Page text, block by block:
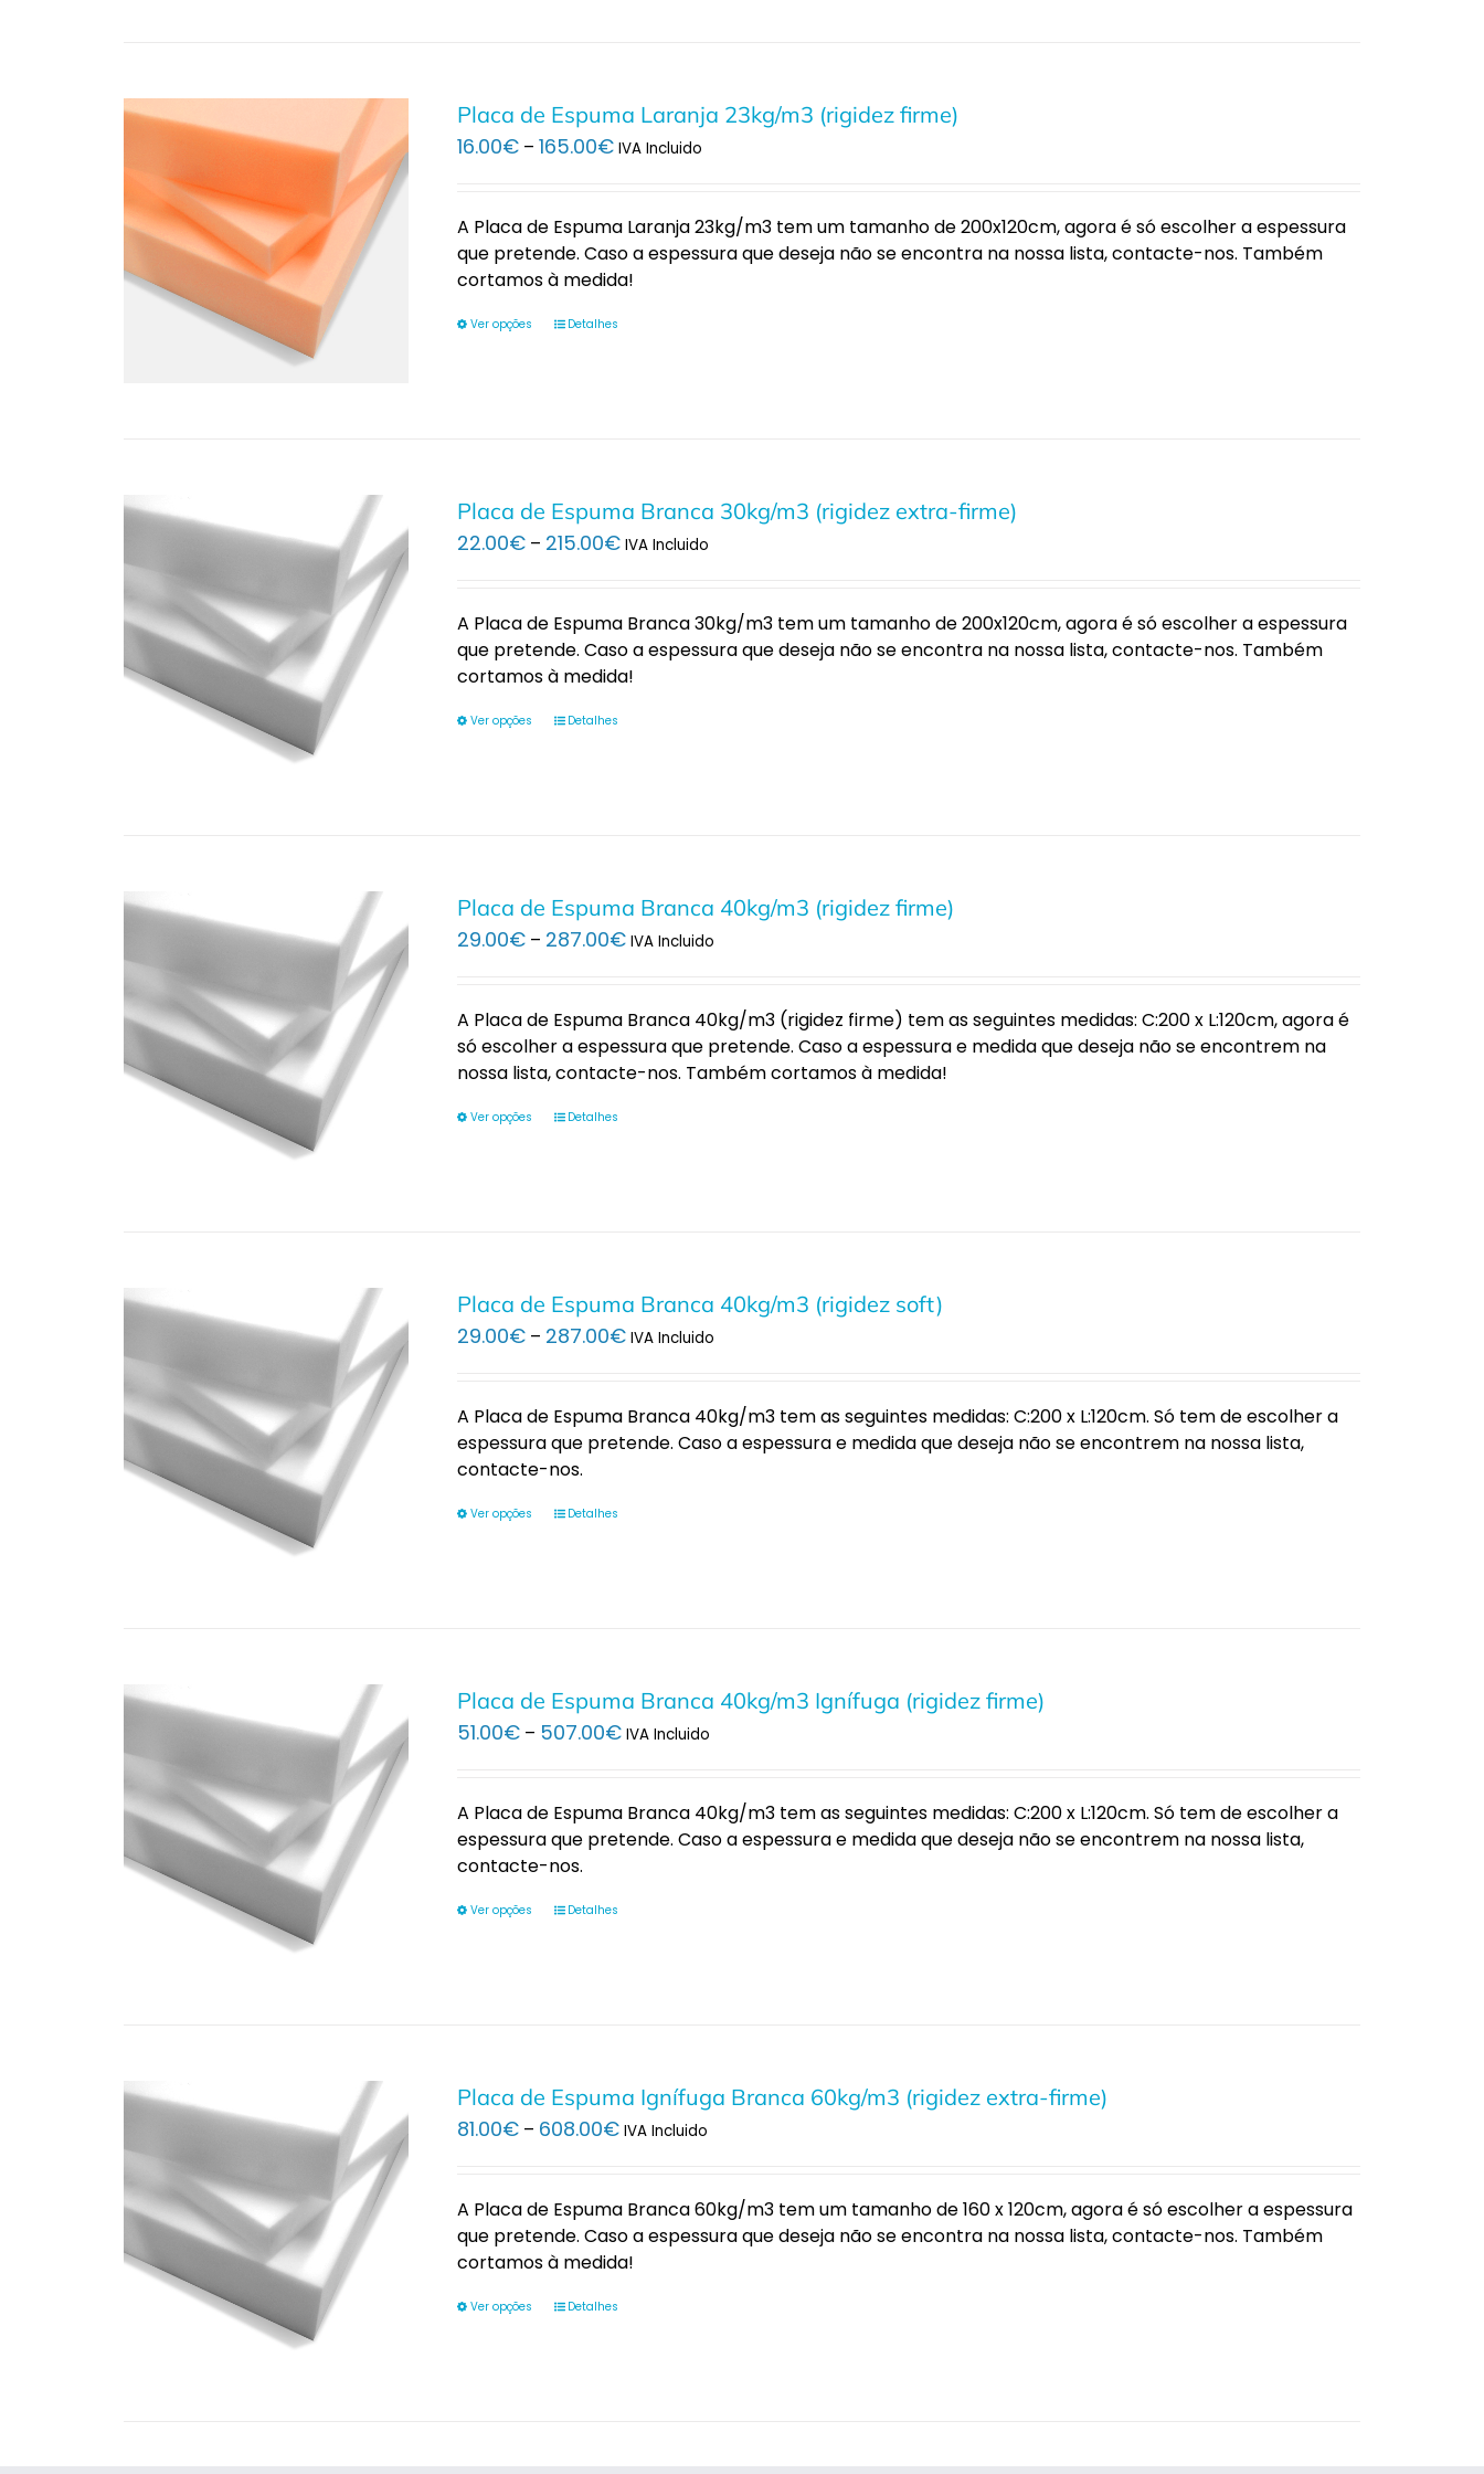
Placa de Espuma Laranja 23kg/m3 (rigidez firme)
16.00€ – 165.00€Price
through
165.00€
IVA Incluido
A Placa de Espuma Laranja 23kg/m3 tem um tamanho de 200x120cm, agora é só escolher a espessura
que pretende. Caso a espessura que deseja não se encontra na nossa lista, contacte-nos. Também
cortamos à medida!
Ver opções Detalhes
Placa de Espuma Branca 30kg/m3 (rigidez extra-firme)
22.00€ – 215.00€Price
through
215.00€
IVA Incluido
A Placa de Espuma Branca 30kg/m3 tem um tamanho de 200x120cm, agora é só escolher a espessura
que pretende. Caso a espessura que deseja não se encontra na nossa lista, contacte-nos. Também
cortamos à medida!
Ver opções Detalhes
Placa de Espuma Branca 40kg/m3 (rigidez firme)
29.00€ – 287.00€Price
through
287.00€
IVA Incluido
A Placa de Espuma Branca 40kg/m3 (rigidez firme) tem as seguintes medidas: C:200 x L:120cm, agora é
só escolher a espessura que pretende. Caso a espessura e medida que deseja não se encontrem na
nossa lista, contacte-nos. Também cortamos à medida!
Ver opções Detalhes
Placa de Espuma Branca 40kg/m3 (rigidez soft)
29.00€ – 287.00€Price
through
287.00€
IVA Incluido
A Placa de Espuma Branca 40kg/m3 tem as seguintes medidas: C:200 x L:120cm. Só tem de escolher a
espessura que pretende. Caso a espessura e medida que deseja não se encontrem na nossa lista,
contacte-nos.
Ver opções Detalhes
Placa de Espuma Branca 40kg/m3 Ignífuga (rigidez firme)
51.00€ – 507.00€Price
through
507.00€
IVA Incluido
A Placa de Espuma Branca 40kg/m3 tem as seguintes medidas: C:200 x L:120cm. Só tem de escolher a
espessura que pretende. Caso a espessura e medida que deseja não se encontrem na nossa lista,
contacte-nos.
Ver opções Detalhes
Placa de Espuma Ignífuga Branca 60kg/m3 (rigidez extra-firme)
81.00€ – 608.00€Price
through
608.00€
IVA Incluido
A Placa de Espuma Branca 60kg/m3 tem um tamanho de 160 x 120cm, agora é só escolher a espessura
que pretende. Caso a espessura que deseja não se encontra na nossa lista, contacte-nos. Também
cortamos à medida!
Ver opções Detalhes